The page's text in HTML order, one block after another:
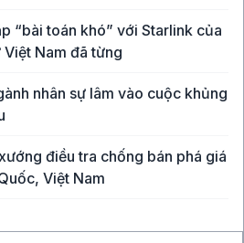
“bài toán khó” với Starlink của
Việt Nam đã từng
nhân sự lâm vào cuộc khủng
điều tra chống bán phá giá
Việt Nam